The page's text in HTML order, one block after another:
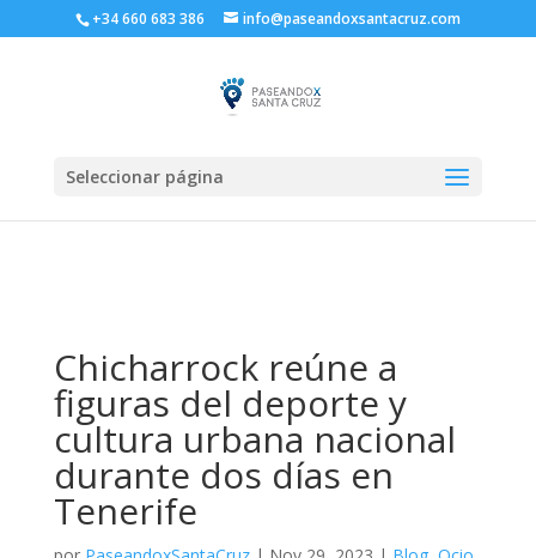
+34 660 683 386 info@paseandoxsantacruz.com
Seleccionar página
Chicharrock reúne a
figuras del deporte y
cultura urbana nacional
durante dos días en
Tenerife